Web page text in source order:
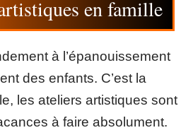
en famille
à l’épanouissement
des enfants. C’est la
les ateliers artistiques sont
à faire absolument.